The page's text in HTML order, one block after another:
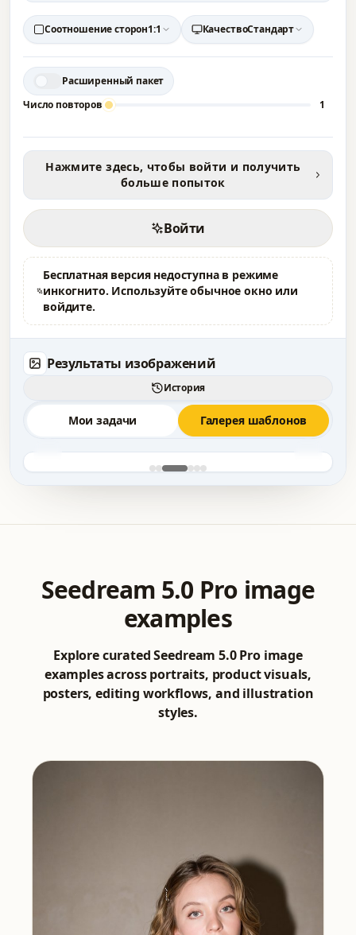
Соотношение сторон1:1 КачествоСтандарт
Расширенный пакет
Число повторов
1
Нажмите здесь, чтобы войти и получить
больше попыток
Войти
Бесплатная версия недоступна в режиме
инкогнито. Используйте обычное окно или
войдите.
Результаты изображений
История
Мои задачи Галерея шаблонов
Seedream 5.0 Pro image
examples
Explore curated Seedream 5.0 Pro image
examples across portraits, product visuals,
posters, editing workflows, and illustration
styles.